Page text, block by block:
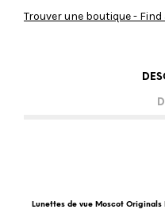
Trouver une boutique -
Lunettes de vue Moscot Originals